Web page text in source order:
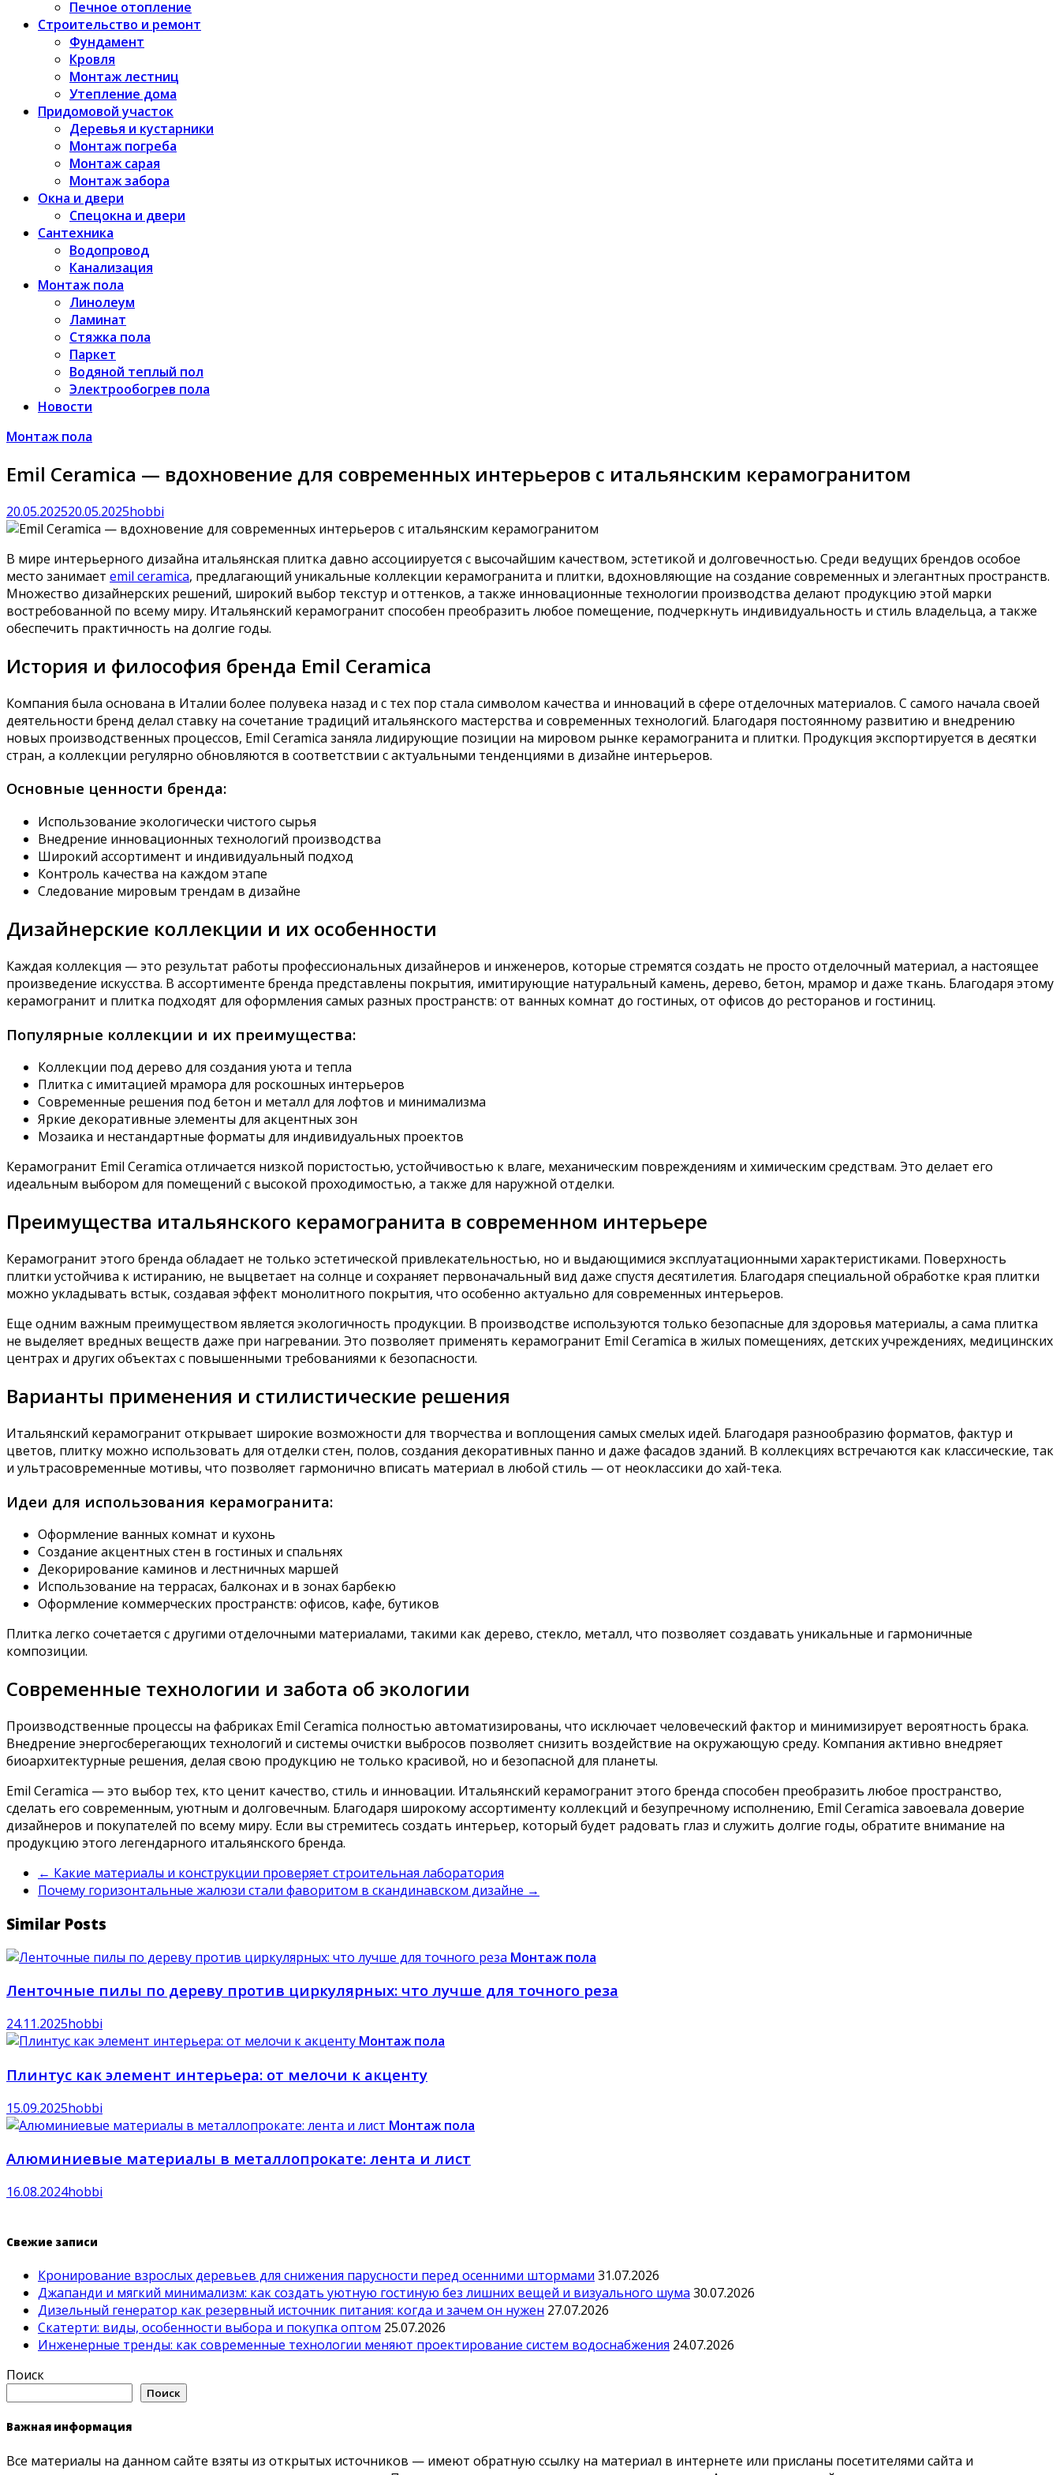
Печное отопление
Строительство и ремонт
Фундамент
Кровля
Монтаж лестниц
Утепление дома
Придомовой участок
Деревья и кустарники
Монтаж погреба
Монтаж сарая
Монтаж забора
Окна и двери
Спецокна и двери
Сантехника
Водопровод
Канализация
Монтаж пола
Линолеум
Ламинат
Стяжка пола
Паркет
Водяной теплый пол
Электрообогрев пола
Новости
Монтаж пола
Emil Ceramica — вдохновение для современных интерьеров с итальянским керамогранитом
20.05.202520.05.2025hobbi
В мире интерьерного дизайна итальянская плитка давно ассоциируется с высочайшим качеством, эстетикой и долговечностью. Среди ведущих брендов особое
место занимает emil ceramica, предлагающий уникальные коллекции керамогранита и плитки, вдохновляющие на создание современных и элегантных пространств.
Множество дизайнерских решений, широкий выбор текстур и оттенков, а также инновационные технологии производства делают продукцию этой марки
востребованной по всему миру. Итальянский керамогранит способен преобразить любое помещение, подчеркнуть индивидуальность и стиль владельца, а также
обеспечить практичность на долгие годы.
История и философия бренда Emil Ceramica
Компания была основана в Италии более полувека назад и с тех пор стала символом качества и инноваций в сфере отделочных материалов. С самого начала своей
деятельности бренд делал ставку на сочетание традиций итальянского мастерства и современных технологий. Благодаря постоянному развитию и внедрению
новых производственных процессов, Emil Ceramica заняла лидирующие позиции на мировом рынке керамогранита и плитки. Продукция экспортируется в десятки
стран, а коллекции регулярно обновляются в соответствии с актуальными тенденциями в дизайне интерьеров.
Основные ценности бренда:
Использование экологически чистого сырья
Внедрение инновационных технологий производства
Широкий ассортимент и индивидуальный подход
Контроль качества на каждом этапе
Следование мировым трендам в дизайне
Дизайнерские коллекции и их особенности
Каждая коллекция — это результат работы профессиональных дизайнеров и инженеров, которые стремятся создать не просто отделочный материал, а настоящее
произведение искусства. В ассортименте бренда представлены покрытия, имитирующие натуральный камень, дерево, бетон, мрамор и даже ткань. Благодаря этому
керамогранит и плитка подходят для оформления самых разных пространств: от ванных комнат до гостиных, от офисов до ресторанов и гостиниц.
Популярные коллекции и их преимущества:
Коллекции под дерево для создания уюта и тепла
Плитка с имитацией мрамора для роскошных интерьеров
Современные решения под бетон и металл для лофтов и минимализма
Яркие декоративные элементы для акцентных зон
Мозаика и нестандартные форматы для индивидуальных проектов
Керамогранит Emil Ceramica отличается низкой пористостью, устойчивостью к влаге, механическим повреждениям и химическим средствам. Это делает его
идеальным выбором для помещений с высокой проходимостью, а также для наружной отделки.
Преимущества итальянского керамогранита в современном интерьере
Керамогранит этого бренда обладает не только эстетической привлекательностью, но и выдающимися эксплуатационными характеристиками. Поверхность
плитки устойчива к истиранию, не выцветает на солнце и сохраняет первоначальный вид даже спустя десятилетия. Благодаря специальной обработке края плитки
можно укладывать встык, создавая эффект монолитного покрытия, что особенно актуально для современных интерьеров.
Еще одним важным преимуществом является экологичность продукции. В производстве используются только безопасные для здоровья материалы, а сама плитка
не выделяет вредных веществ даже при нагревании. Это позволяет применять керамогранит Emil Ceramica в жилых помещениях, детских учреждениях, медицинских
центрах и других объектах с повышенными требованиями к безопасности.
Варианты применения и стилистические решения
Итальянский керамогранит открывает широкие возможности для творчества и воплощения самых смелых идей. Благодаря разнообразию форматов, фактур и
цветов, плитку можно использовать для отделки стен, полов, создания декоративных панно и даже фасадов зданий. В коллекциях встречаются как классические, так
и ультрасовременные мотивы, что позволяет гармонично вписать материал в любой стиль — от неоклассики до хай-тека.
Идеи для использования керамогранита:
Оформление ванных комнат и кухонь
Создание акцентных стен в гостиных и спальнях
Декорирование каминов и лестничных маршей
Использование на террасах, балконах и в зонах барбекю
Оформление коммерческих пространств: офисов, кафе, бутиков
Плитка легко сочетается с другими отделочными материалами, такими как дерево, стекло, металл, что позволяет создавать уникальные и гармоничные
композиции.
Современные технологии и забота об экологии
Производственные процессы на фабриках Emil Ceramica полностью автоматизированы, что исключает человеческий фактор и минимизирует вероятность брака.
Внедрение энергосберегающих технологий и системы очистки выбросов позволяет снизить воздействие на окружающую среду. Компания активно внедряет
биоархитектурные решения, делая свою продукцию не только красивой, но и безопасной для планеты.
Emil Ceramica — это выбор тех, кто ценит качество, стиль и инновации. Итальянский керамогранит этого бренда способен преобразить любое пространство,
сделать его современным, уютным и долговечным. Благодаря широкому ассортименту коллекций и безупречному исполнению, Emil Ceramica завоевала доверие
дизайнеров и покупателей по всему миру. Если вы стремитесь создать интерьер, который будет радовать глаз и служить долгие годы, обратите внимание на
продукцию этого легендарного итальянского бренда.
← Какие материалы и конструкции проверяет строительная лаборатория
Почему горизонтальные жалюзи стали фаворитом в скандинавском дизайне →
Similar Posts
Монтаж пола
Ленточные пилы по дереву против циркулярных: что лучше для точного реза
24.11.2025hobbi
Монтаж пола
Плинтус как элемент интерьера: от мелочи к акценту
15.09.2025hobbi
Монтаж пола
Алюминиевые материалы в металлопрокате: лента и лист
16.08.2024hobbi
Свежие записи
Кронирование взрослых деревьев для снижения парусности перед осенними штормами 31.07.2026
Джапанди и мягкий минимализм: как создать уютную гостиную без лишних вещей и визуального шума 30.07.2026
Дизельный генератор как резервный источник питания: когда и зачем он нужен 27.07.2026
Скатерти: виды, особенности выбора и покупка оптом 25.07.2026
Инженерные тренды: как современные технологии меняют проектирование систем водоснабжения 24.07.2026
Поиск
Поиск
Важная информация
Все материалы на данном сайте взяты из открытых источников — имеют обратную ссылку на материал в интернете или присланы посетителями сайта и